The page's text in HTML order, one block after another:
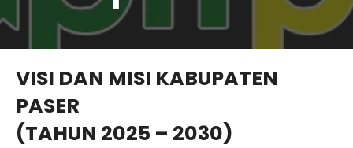
VISI DAN MISI KABUPATEN
PASER
(TAHUN 2025 – 2030)